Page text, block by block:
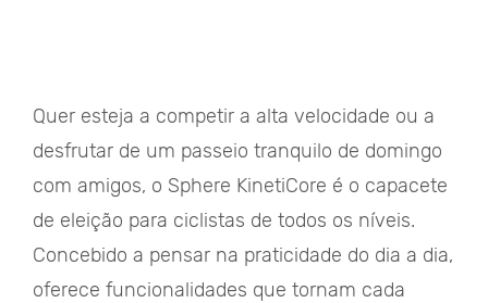
Quer esteja a competir a alta velocidade ou a
desfrutar de um passeio tranquilo de domingo
com amigos, o Sphere KinetiCore é o capacete
de eleição para ciclistas de todos os níveis.
Concebido a pensar na praticidade do dia a dia,
oferece funcionalidades que tornam cada